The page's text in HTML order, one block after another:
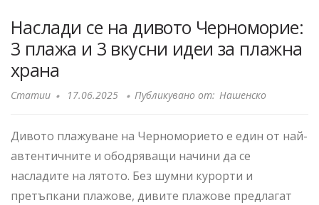
Наслади се на дивото Черноморие:
3 плажа и 3 вкусни идеи за плажна
храна
Статии 17.06.2025 Публикувано от: Нашенско
Дивото плажуване на Черноморието е един от най-
автентичните и ободряващи начини да се
насладите на лятото. Без шумни курорти и
претъпкани плажове, дивите плажове предлагат